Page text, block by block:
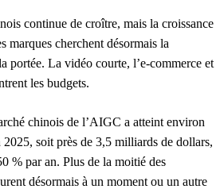
continue de croître, mais la croissance
marques cherchent désormais la
portée. La vidéo courte, l’e-commerce et
les budgets.
chinois de l’AIGC a atteint environ
soit près de 3,5 milliards de dollars,
% par an. Plus de la moitié des
désormais à un moment ou un autre